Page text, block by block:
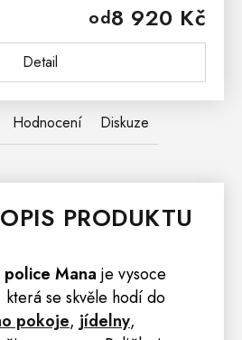
od8 920 Kč
Detail
materiál, který je...
Hodnocení Diskuze
PRODUKTU
police Mana je vysoce
která se skvěle hodí do
pokoje, jídelny,